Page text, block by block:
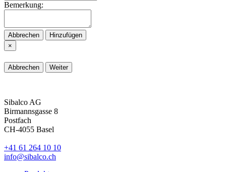
Bemerkung:
Abbrechen
Hinzufügen
×
Abbrechen Weiter
Sibalco AG
Birmannsgasse 8
Postfach
CH-4055 Basel
+41 61 264 10 10
info@sibalco.ch